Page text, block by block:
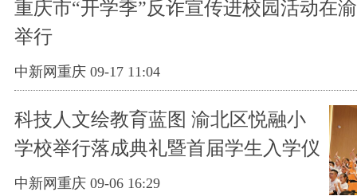
重庆市“开学季”反诈宣传进校园活动在
举行
中新网重庆 09-17 11:04
科技人文绘教育蓝图 渝北区悦融小
学校举行落成典礼暨首届学生入学仪
式
中新网重庆 09-06 16:29